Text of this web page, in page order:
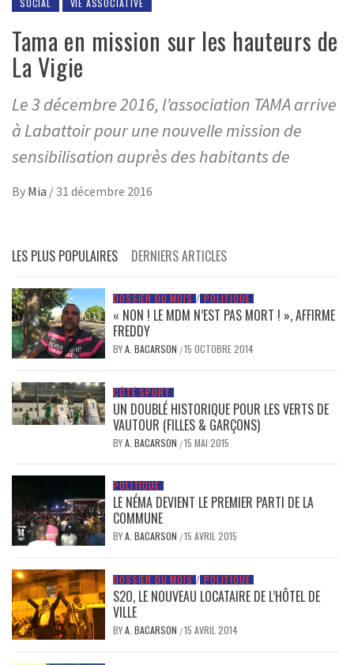
SOCIAL VIE ASSOCIATIVE
Tama en mission sur les hauteurs de
La Vigie
Le 3 décembre 2016, l’association TAMA arrive
à Labattoir pour une nouvelle mission de
sensibilisation auprès des habitants de
By Mia / 31 décembre 2016
LES PLUS POPULAIRES DERNIERS ARTICLES
DOSSIER DU MOIS / POLITIQUE
« NON ! LE MDM N’EST PAS MORT ! », AFFIRME
FREDDY
BYA. BACARSON /15 OCTOBRE 2014
CÔTÉ SPORT
UN DOUBLÉ HISTORIQUE POUR LES VERTS DE
VAUTOUR (FILLES & GARÇONS)
BYA. BACARSON /15 MAI 2015
POLITIQUE
LE NÉMA DEVIENT LE PREMIER PARTI DE LA
COMMUNE
BYA. BACARSON /15 AVRIL 2015
DOSSIER DU MOIS / POLITIQUE
S2O, LE NOUVEAU LOCATAIRE DE L’HÔTEL DE
VILLE
BYA. BACARSON /15 AVRIL 2014